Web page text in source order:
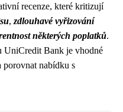
recenze, které kritizují
, zdlouhavé vyřizování
některých poplatků.
UniCredit Bank je vhodné
porovnat nabídku s